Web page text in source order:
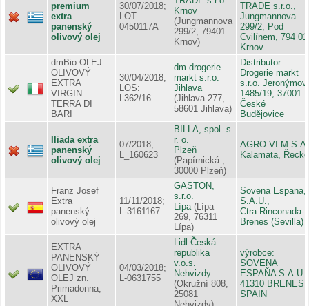
premium
extra
panenský
olivový olej
30/07/2018;
LOT
0450117A
Krnov
(Jungmannova
299/2, 79401
Krnov)
TRADE s.r.o.,
Jungmannova
299/2, Pod
Cvilínem, 794 01
Krnov
dmBio OLEJ
OLIVOVÝ
EXTRA
VIRGIN
TERRA DI
BARI
30/04/2018;
LOS:
L362/16
dm drogerie
markt s.r.o.
Jihlava
(Jihlava 277,
58601 Jihlava)
Distributor:
Drogerie markt
s.r.o.
1485/19, 37001
České
Budějovice
Iliada extra
panenský
olivový olej
07/2018;
L_160623
BILLA, spol. s
r. o.
Plzeň
(Papírnická ,
30000 Plzeň)
Kalamata, Řecko
Franz Josef
Extra
panenský
olivový olej
11/11/2018;
L-3161167
GASTON,
s.r.o.
Lípa (Lípa
269, 76311
Lípa)
Sovena Espana,
S.A.U.,
Ctra.Rinconada-
Brenes (Sevilla)
EXTRA
PANENSKÝ
OLIVOVÝ
OLEJ zn.
Primadonna,
XXL
04/03/2018;
L-0631755
Lidl Česká
republika
v.o.s.
Nehvizdy
(Okružní 808,
25081
výrobce:
SOVENA
ESPAŇA S.A.U.,
41310 BRENES,
SPAIN